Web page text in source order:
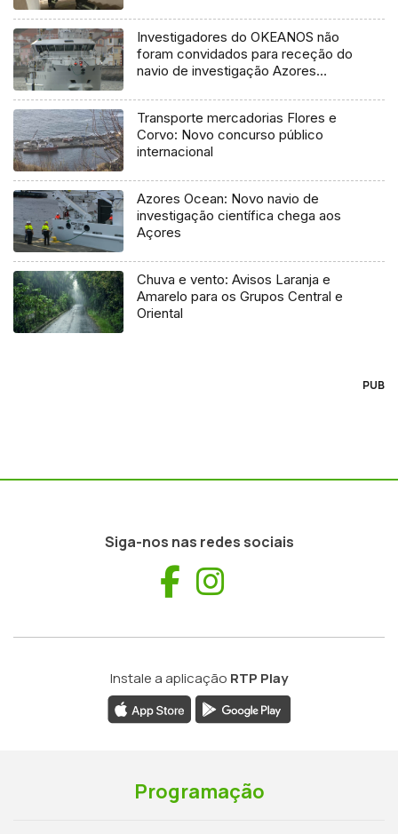
Investigadores do OKEANOS não
foram convidados para receção do
navio de investigação Azores
Transporte mercadorias Flores e
Corvo: Novo concurso público
internacional
Azores Ocean: Novo navio de
investigação científica chega aos
Açores
Chuva e vento: Avisos Laranja e
Amarelo para os Grupos Central e
Oriental
PUB
Siga-nos nas redes sociais
Facebook
Instale a aplicação RTP Play
Programação